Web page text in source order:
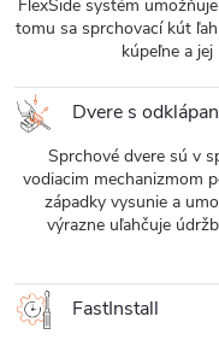
FlexSide systém
tomu sa sprchovací kút
kúpeľne a
Dvere s
Sprchové dvere sú v
vodiacim mechanizmom
západky vysunie a
výrazne uľahčuje
FastInstall